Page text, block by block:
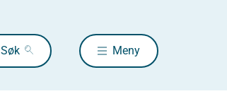
Søk Meny